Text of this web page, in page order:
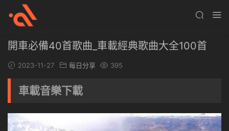
開車必備40首歌曲_車載經典歌曲大全100首
2023-11-27 每日分享 395
車載音樂下載